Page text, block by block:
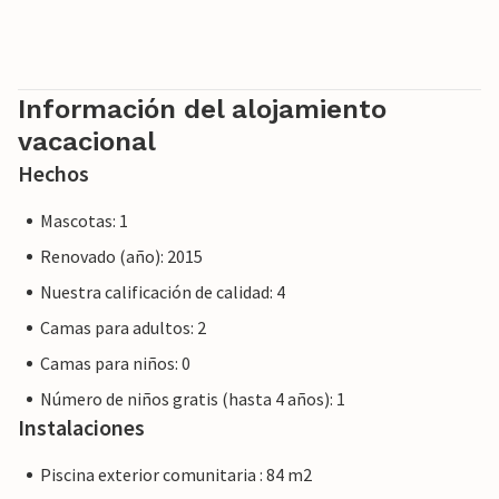
pueblos y playas de los alrededores también están a poca
distancia. Colonia de Sant Jordi (aprox. 2,7 km) tiene dos
hermosas playas de arena, la del norte, Es Trenc, es la
playa natural más grande de Mallorca.
Información del alojamiento
vacacional
Hechos
Mascotas: 1
Renovado (año): 2015
Nuestra calificación de calidad: 4
Camas para adultos: 2
Camas para niños: 0
Número de niños gratis (hasta 4 años): 1
Instalaciones
Piscina exterior comunitaria : 84 m2